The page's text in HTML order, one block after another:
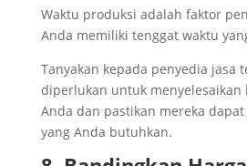
Waktu produksi adalah faktor
Anda memiliki tenggat waktu
Tanyakan kepada penyedia jasa
diperlukan untuk menyelesaikan
Anda dan pastikan mereka
yang Anda butuhkan.